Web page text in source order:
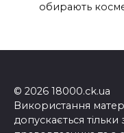
обирають
© 2026 18000.ck.ua
Використання
допускається